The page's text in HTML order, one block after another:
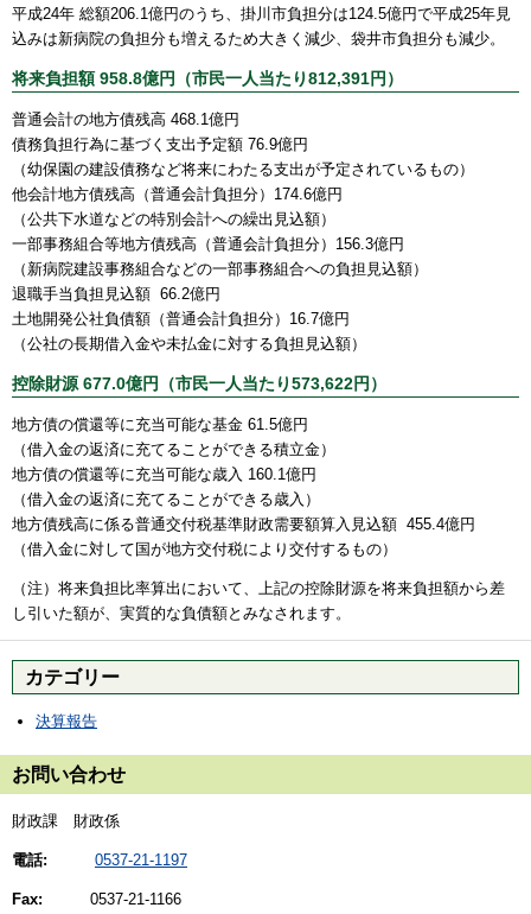
平成24年 総額206.1億円のうち、掛川市負担分は124.5億円で平成25年見
込みは新病院の負担分も増えるため大きく減少、袋井市負担分も減少。
将来負担額 958.8億円（市民一人当たり812,391円）
普通会計の地方債残高 468.1億円
債務負担行為に基づく支出予定額 76.9億円
（幼保園の建設債務など将来にわたる支出が予定されているもの）
他会計地方債残高（普通会計負担分）174.6億円
（公共下水道などの特別会計への繰出見込額）
一部事務組合等地方債残高（普通会計負担分）156.3億円
（新病院建設事務組合などの一部事務組合への負担見込額）
退職手当負担見込額 66.2億円
土地開発公社負債額（普通会計負担分）16.7億円
（公社の長期借入金や未払金に対する負担見込額）
控除財源 677.0億円（市民一人当たり573,622円）
地方債の償還等に充当可能な基金 61.5億円
（借入金の返済に充てることができる積立金）
地方債の償還等に充当可能な歳入 160.1億円
（借入金の返済に充てることができる歳入）
地方債残高に係る普通交付税基準財政需要額算入見込額 455.4億円
（借入金に対して国が地方交付税により交付するもの）
（注）将来負担比率算出において、上記の控除財源を将来負担額から差
し引いた額が、実質的な負債額とみなされます。
カテゴリー
決算報告
お問い合わせ
財政課 財政係
電話: 0537-21-1197
Fax: 0537-21-1166